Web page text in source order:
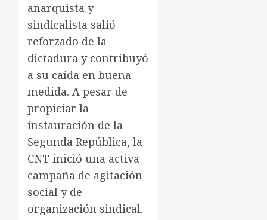
anarquista y
sindicalista salió
reforzado de la
dictadura y contribuyó
a su caída en buena
medida. A pesar de
propiciar la
instauración de la
Segunda República, la
CNT inició una activa
campaña de agitación
social y de
organización sindical.